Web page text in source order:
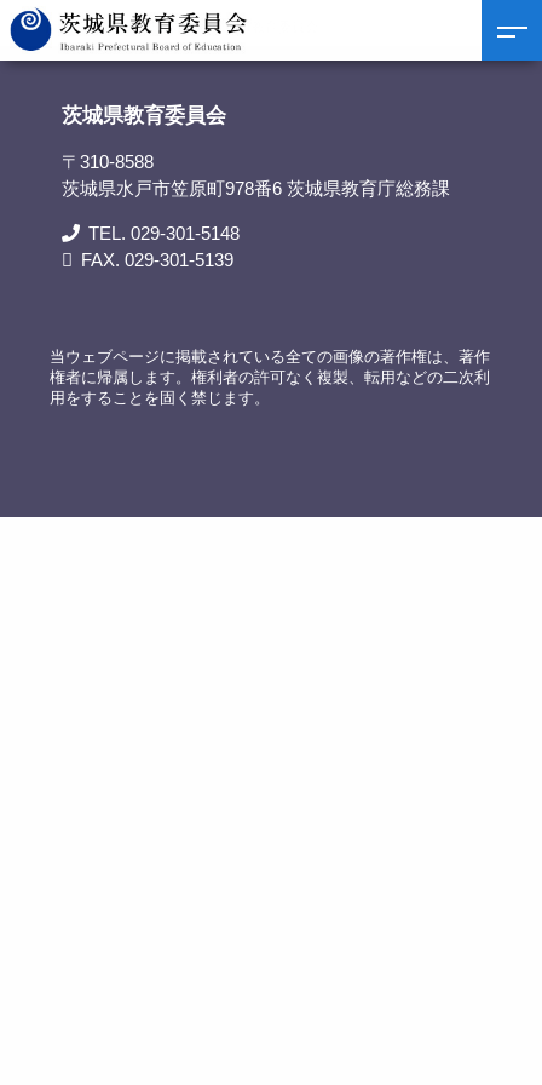
茨城県教育委員会>リンク集>守谷市教育委員会
茨城県教育委員会
〒310-8588
茨城県水戸市笠原町978番6 茨城県教育庁総務課
TEL. 029-301-5148
FAX. 029-301-5139
当ウェブページに掲載されている全ての画像の著作権は、著作
権者に帰属します。権利者の許可なく複製、転用などの二次利
用をすることを固く禁じます。